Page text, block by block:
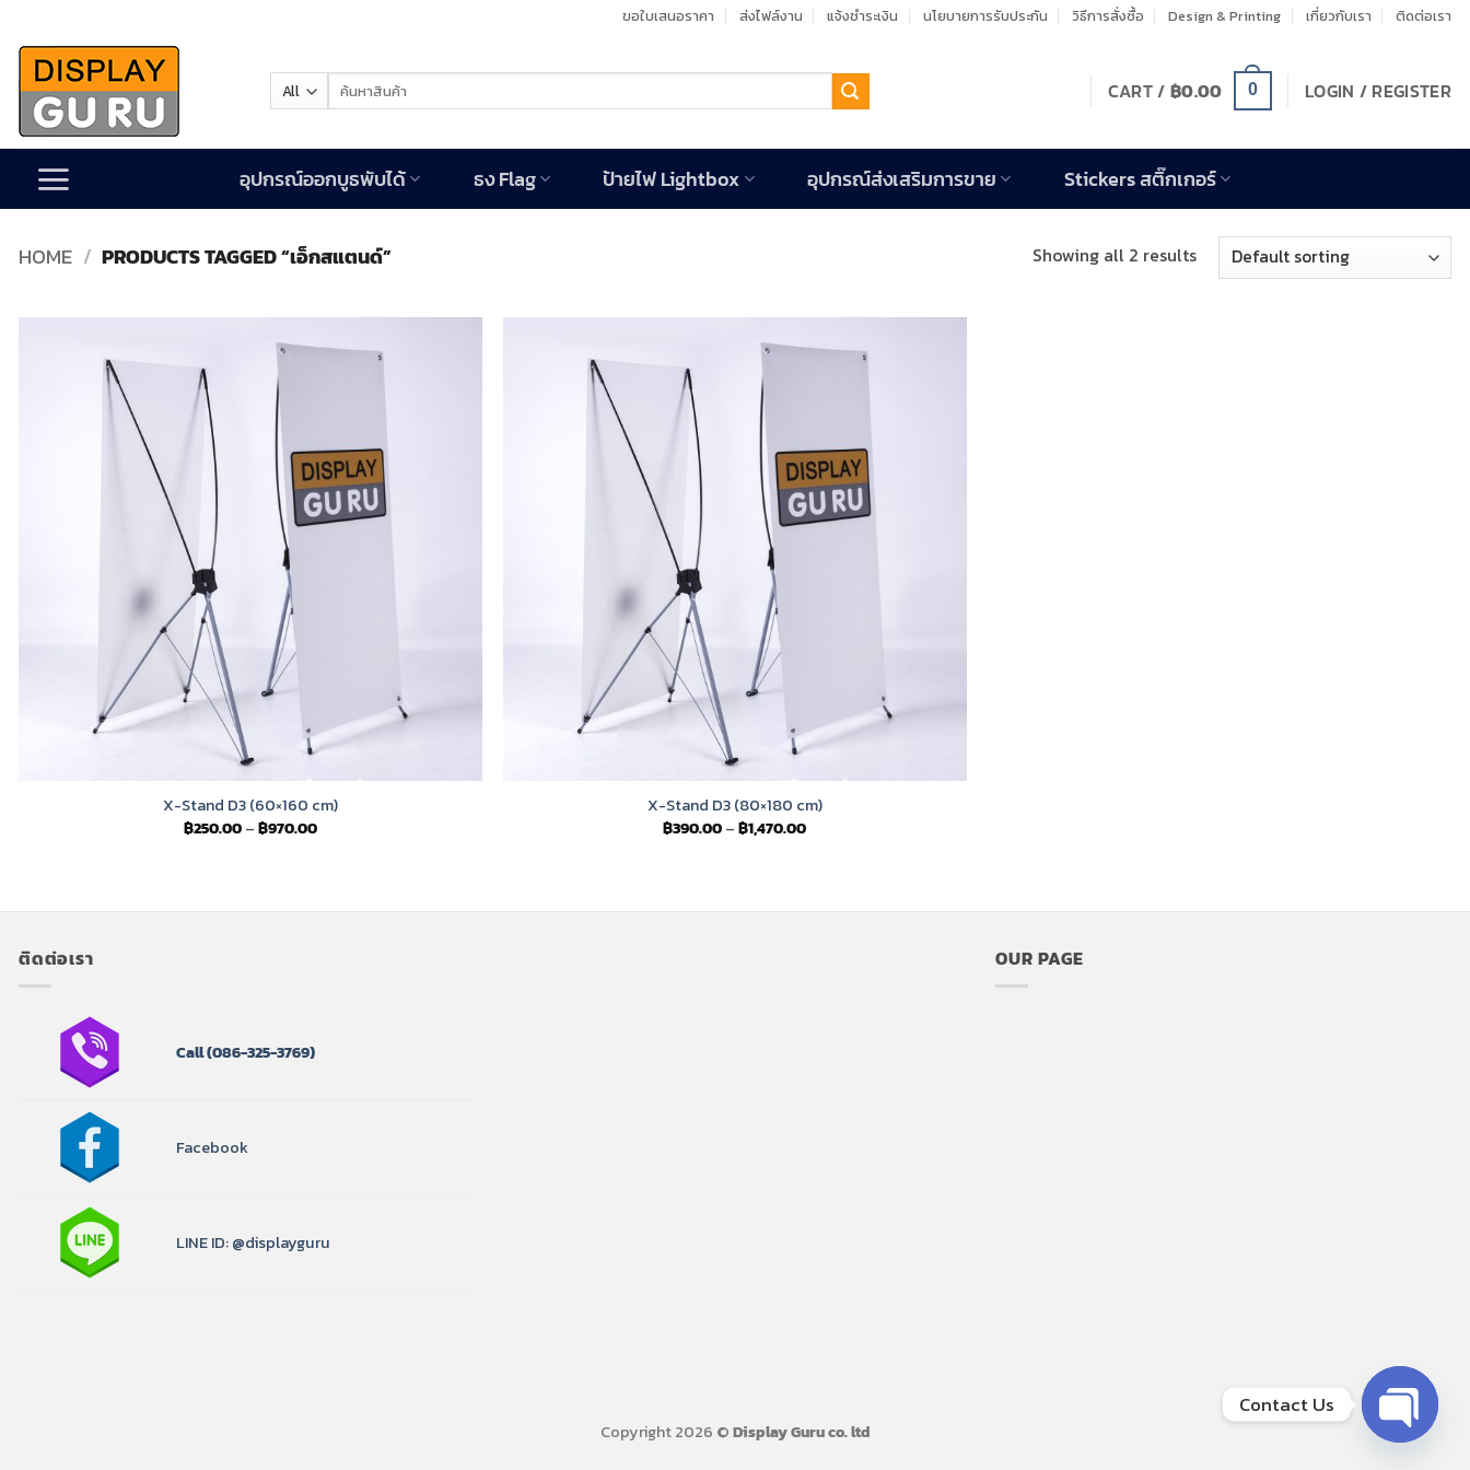
content
ขอใบเสนอราคา ส่งไฟล์งาน แจ้งชำระเงิน นโยบายการรับประกัน วิธีการสั่งซื้อ Design & Printing เกี่ยวกับเรา ติดต่อเรา
Search
for:
CART /฿0.00 0 LOGIN / REGISTER
อุปกรณ์ออกบูธพับได้ ธง Flag ป้ายไฟ Lightbox อุปกรณ์ส่งเสริมการขาย Stickers สติ๊กเกอร์
HOME / PRODUCTS TAGGED “เอ็กสแตนด์” Showing all 2 results
X-Stand D3 (60×160 cm)
฿250.00–฿970.00Price
range:
X-Stand D3 (80×180 cm)
฿390.00– ฿1,470.00Price
ติดต่อเรา
Call(086-325-3769)
Facebook
LINE ID: @displayguru
OUR PAGE
Copyright 2026 ©Display Guru co. ltd
Contact Us